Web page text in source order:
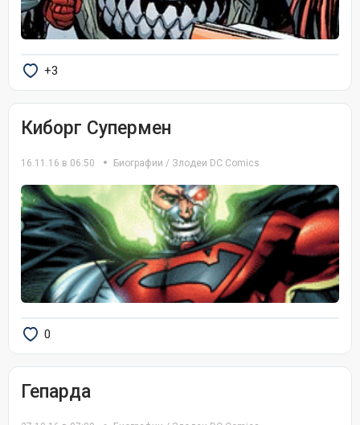
+3
Киборг Супермен
16.11.16 в 06:50 Биографии / Злодеи DC Comics
0
Гепарда